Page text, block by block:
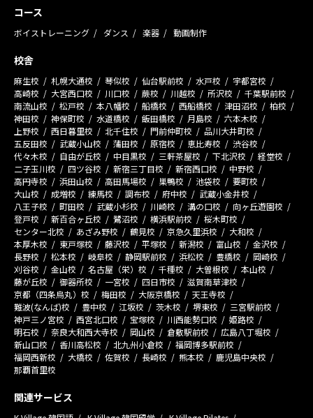
コース
ボイストレーニング ダンス 楽器 動画制作
校舎
麻生校 札幌大通校 琴似校 仙台駅前校 水戸校
宇都宮校
高崎校
大宮西口校 川口校 蕨校 川越校 所沢校
千葉駅前校
南流山校
松戸校 本八幡校 船橋校 西船橋校 津田沼校
柏校
神田校
神保町校 水道橋校 飯田橋校 月島校
六本木校
上野校
西日暮里校 北千住校 門前仲町校
品川大井町校
五反田校
武蔵小山校 蒲田校 原宿校 恵比寿校
渋谷校
代々木校
自由が丘校 中目黒校 三軒茶屋校 下北沢校
経堂校
二子玉川校
四ツ谷校 新宿三丁目校 新宿西口校
中野校
高円寺校
浜田山校 高田馬場校 巣鴨校 池袋校
要町校
大山校
成増校 練馬校 調布校 府中校
武蔵小金井校
八王子校
町田校 武蔵小杉校 川崎校 溝の口校
向ヶ丘遊園校
登戸校
新百合ヶ丘校 鷺沼校 横浜駅前校
桜木町校
センター北校
あざみ野校 鶴見校 京急久里浜校
大和校
本厚木校
東戸塚校 藤沢校 平塚校 新潟校 富山校
金沢校
長野校
松本校 岐阜校 静岡駅前校 浜松校 豊橋校
岡崎校
刈谷校
金山校 名古屋（栄）校 千種校 大曽根校
本山校
藤が丘校
御器所校 一宮校 四日市校
滋賀南草津校
京都（四条烏丸）校
梅田校 大阪京橋校
天王寺校
難波(なんば)校
豊中校 江坂校 茨木校 堺東校
三宮駅前校
神戸三ノ宮校
西宮北口校 宝塚校 川西能勢口校
姫路校
明石校
奈良大和西大寺校 岡山校 倉敷駅前校
広島八丁堀校
新山口校
香川高松校 北九州小倉校
福岡博多駅前校
福岡西新校
大橋校 佐賀校 長崎校 熊本校
鹿児島中央校
那覇首里校
関連サービス